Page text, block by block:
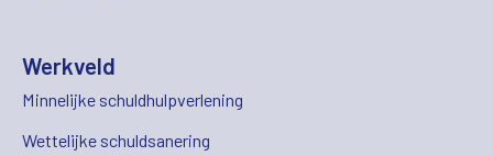
Werkveld
Minnelijke schuldhulpverlening
Wettelijke schuldsanering